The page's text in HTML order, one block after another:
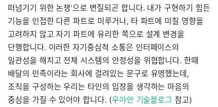
떠넘기기 위한 논쟁'으로 변질되곤 합니다. 내가 구현하기 힘든
기능을 인접한 다른 파트로 미루거나, 타 파트에 미칠 영향을
고려하지 않고 자기 파트에 유리한 쪽으로 설계 변경을
단행합니다. 이러한 자기중심적 소통은 인터페이스의
일관성을 해치고 전체 시스템의 안정성을 위협합니다. 한때
배달의 민족이라는 회사에 걸려있는 문구로 유명했는데,
조직을 구성하는 우리는 타인의 입장을 생각하는 마음의
중심을 가질 수 있어야 합니다. (우아안 기술블로그 참고)